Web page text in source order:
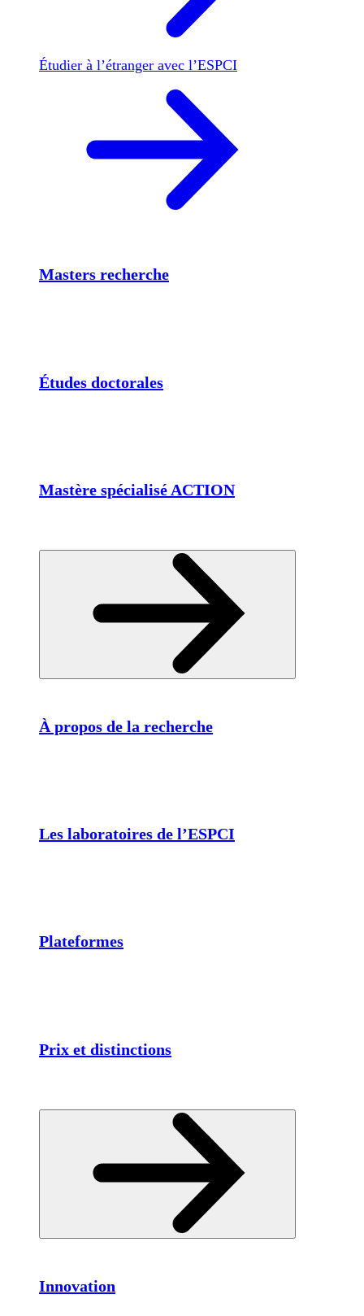
Étudier à l’étranger avec l’ESPCI
Masters recherche
Études doctorales
Mastère spécialisé ACTION
À propos de la recherche
Les laboratoires de l’ESPCI
Plateformes
Prix et distinctions
Innovation